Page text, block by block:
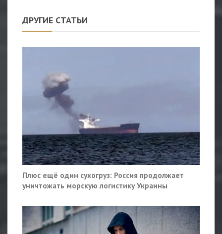
ДРУГИЕ СТАТЬИ
Плюс ещё один сухогруз: Россия продолжает
уничтожать морскую логистику Украины